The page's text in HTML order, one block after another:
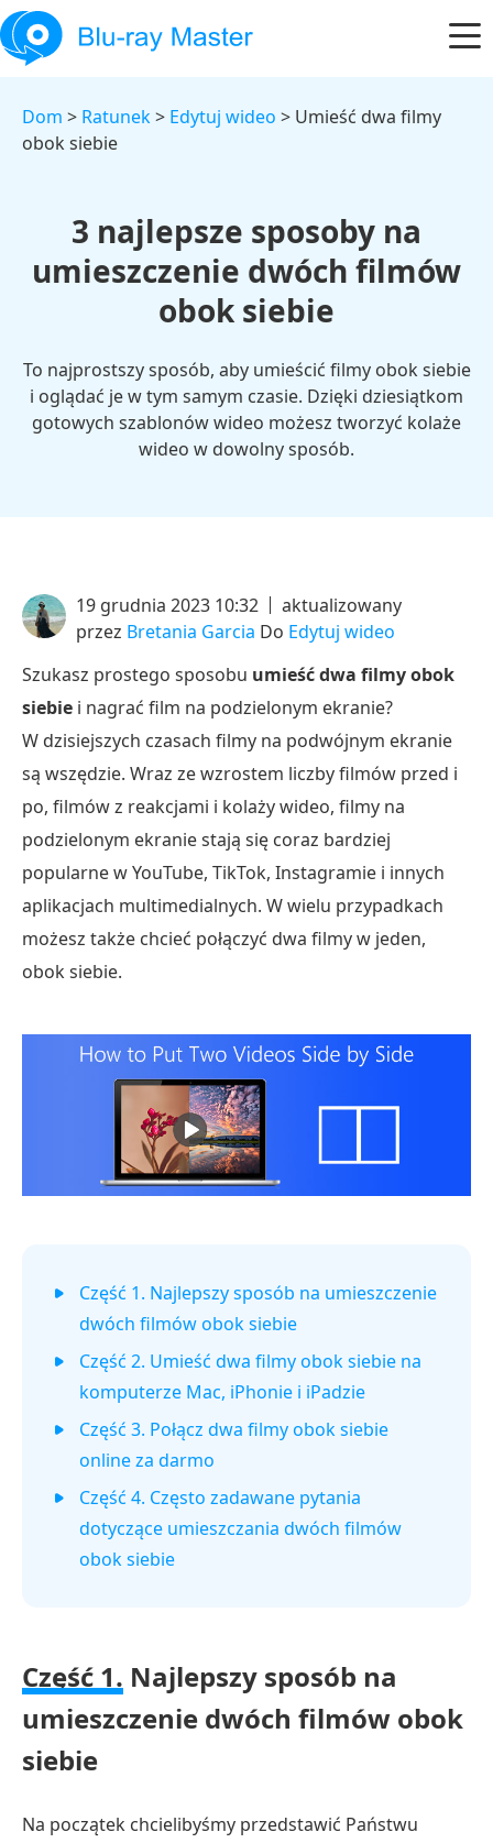
Dom > Ratunek> Edytuj wideo > Umieść dwa filmy
obok siebie
3 najlepsze sposoby na
umieszczenie dwóch filmów
obok siebie
To najprostszy sposób, aby umieścić filmy obok siebie
i oglądać je w tym samym czasie. Dzięki dziesiątkom
gotowych szablonów wideo możesz tworzyć kolaże
wideo w dowolny sposób.
19 grudnia 2023 10:32
aktualizowany
przez Bretania Garcia Do Edytuj wideo
Szukasz prostego sposobu umieść dwa filmy obok
siebie i nagrać film na podzielonym ekranie?
W dzisiejszych czasach filmy na podwójnym ekranie
są wszędzie. Wraz ze wzrostem liczby filmów przed i
po, filmów z reakcjami i kolaży wideo, filmy na
podzielonym ekranie stają się coraz bardziej
popularne w YouTube, TikTok, Instagramie i innych
aplikacjach multimedialnych. W wielu przypadkach
możesz także chcieć połączyć dwa filmy w jeden,
obok siebie.
Część 1. Najlepszy sposób na umieszczenie
dwóch filmów obok siebie
Część 2. Umieść dwa filmy obok siebie na
komputerze Mac, iPhonie i iPadzie
Część 3. Połącz dwa filmy obok siebie
online za darmo
Część 4. Często zadawane pytania
dotyczące umieszczania dwóch filmów
obok siebie
Część 1. Najlepszy sposób na
umieszczenie dwóch filmów obok
siebie
Na początek chcielibyśmy przedstawić Państwu